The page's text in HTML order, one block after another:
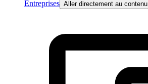
Entreprises Aller directement au contenu